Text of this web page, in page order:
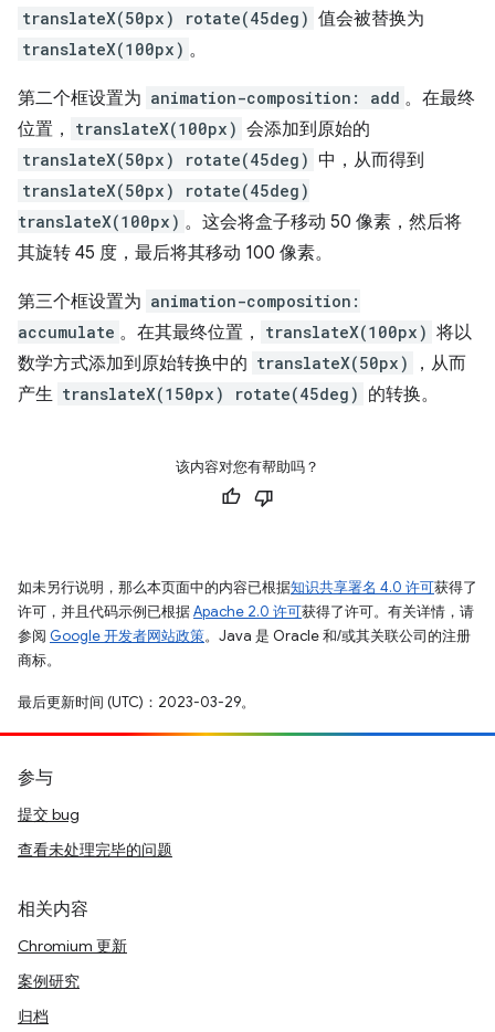
translateX(50px) rotate(45deg) 值会被替换为
translateX(100px) 。
第二个框设置为 animation-composition: add 。在最终
位置，
translateX(100px) 会添加到原始的
translateX(50px) rotate(45deg) 中，从而得到
translateX(50px) rotate(45deg)
translateX(100px) 。这会将盒子移动 50 像素，然后将
其旋转 45 度，最后将其移动 100 像素。
第三个框设置为 animation-composition:
accumulate 。在其最终位置， translateX(100px) 将以
数学方式添加到原始转换中的 translateX(50px)
，从而
产生 translateX(150px) rotate(45deg) 的转换。
该内容对您有帮助吗？
如未另行说明，那么本页面中的内容已根据知识共享署名 4.0 许可获得了
许可，并且代码示例已根据Apache 2.0 许可获得了许可。有关详情，请
参阅 Google 开发者网站政策。Java 是 Oracle 和/或其关联公司的注册
商标。
最后更新时间 (UTC)：2023-03-29。
参与
提交 bug
查看未处理完毕的问题
相关内容
Chromium 更新
案例研究
归档